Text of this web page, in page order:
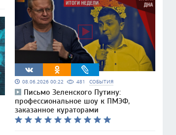
08.06.2026 00:22 481 СОБЫТИЯ
Письмо Зеленского Путину:
профессиональное шоу к ПМЭФ,
заказанное кураторами